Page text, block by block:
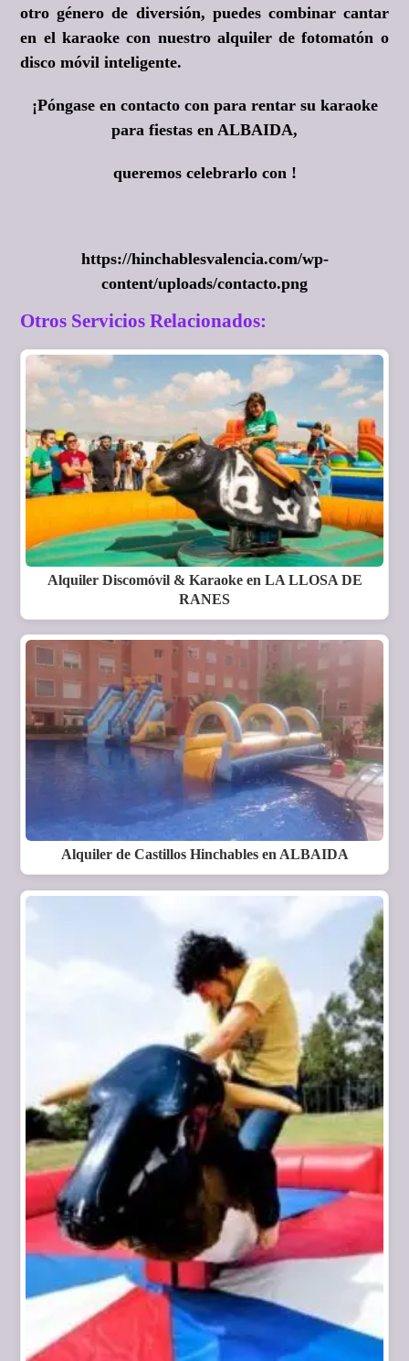
otro género de diversión, puedes combinar cantar
en el karaoke con nuestro alquiler de fotomatón o
disco móvil inteligente.
¡Póngase en contacto con para rentar su karaoke
para fiestas en ALBAIDA,
queremos celebrarlo con !
https://hinchablesvalencia.com/wp-
content/uploads/contacto.png
Otros Servicios Relacionados:
Alquiler Discomóvil & Karaoke en LA LLOSA DE
RANES
Alquiler de Castillos Hinchables en ALBAIDA